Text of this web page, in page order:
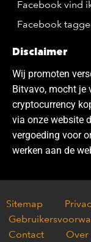
Facebook vind
Facebook
Disclaimer
Wij promoten
Bitvavo, mocht je
cryptocurrency
via onze website
vergoeding voor
werken aan de
Sitemap
Contact
Over